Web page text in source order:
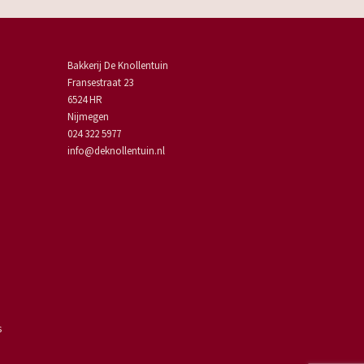
Bakkerij De Knollentuin
Fransestraat 23
6524 HR
Nijmegen
024 322 5977
info@deknollentuin.nl